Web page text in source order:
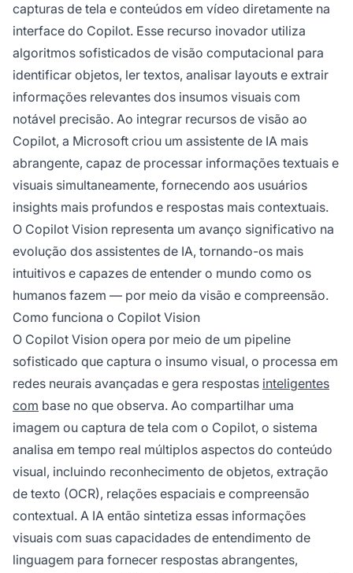
capturas de tela e conteúdos em vídeo diretamente na
interface do Copilot. Esse recurso inovador utiliza
algoritmos sofisticados de visão computacional para
identificar objetos, ler textos, analisar layouts e extrair
informações relevantes dos insumos visuais com
notável precisão. Ao integrar recursos de visão ao
Copilot, a Microsoft criou um assistente de IA mais
abrangente, capaz de processar informações textuais e
visuais simultaneamente, fornecendo aos usuários
insights mais profundos e respostas mais contextuais.
O Copilot Vision representa um avanço significativo na
evolução dos assistentes de IA, tornando-os mais
intuitivos e capazes de entender o mundo como os
humanos fazem — por meio da visão e compreensão.
Como funciona o Copilot Vision
O Copilot Vision opera por meio de um pipeline
sofisticado que captura o insumo visual, o processa em
redes neurais avançadas e gera respostas inteligentes
com base no que observa. Ao compartilhar uma
imagem ou captura de tela com o Copilot, o sistema
analisa em tempo real múltiplos aspectos do conteúdo
visual, incluindo reconhecimento de objetos, extração
de texto (OCR), relações espaciais e compreensão
contextual. A IA então sintetiza essas informações
visuais com suas capacidades de entendimento de
linguagem para fornecer respostas abrangentes,